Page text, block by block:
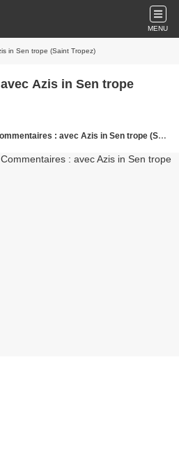
MENU
in Sen trope (Saint Tropez)
Azis in Sen trope
in Sen trope (Saint Tropez), Türkçe, bulgaristanın , Ma solange Oussou